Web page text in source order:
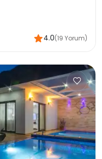
4.0(19 Yorum)